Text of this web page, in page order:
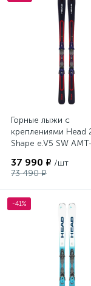
Горные лыжи с
креплениями Head
Shape e.V5 SW
37 990 ₽ /шт
73 490 ₽
-41%